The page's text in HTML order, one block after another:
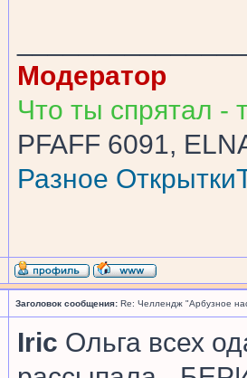
Модератор
Что ты спрятал -
PFAFF 6091,
Разное Открытки
Заголовок сообщения: Re: Челлендж "Арбузное
Iric Ольга всех